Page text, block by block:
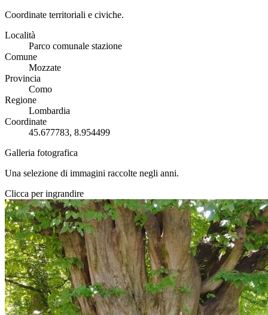
Coordinate territoriali e civiche.
Località
Parco comunale stazione
Comune
Mozzate
Provincia
Como
Regione
Lombardia
Coordinate
45.677783, 8.954499
Galleria fotografica
Una selezione di immagini raccolte negli anni.
Clicca per ingrandire